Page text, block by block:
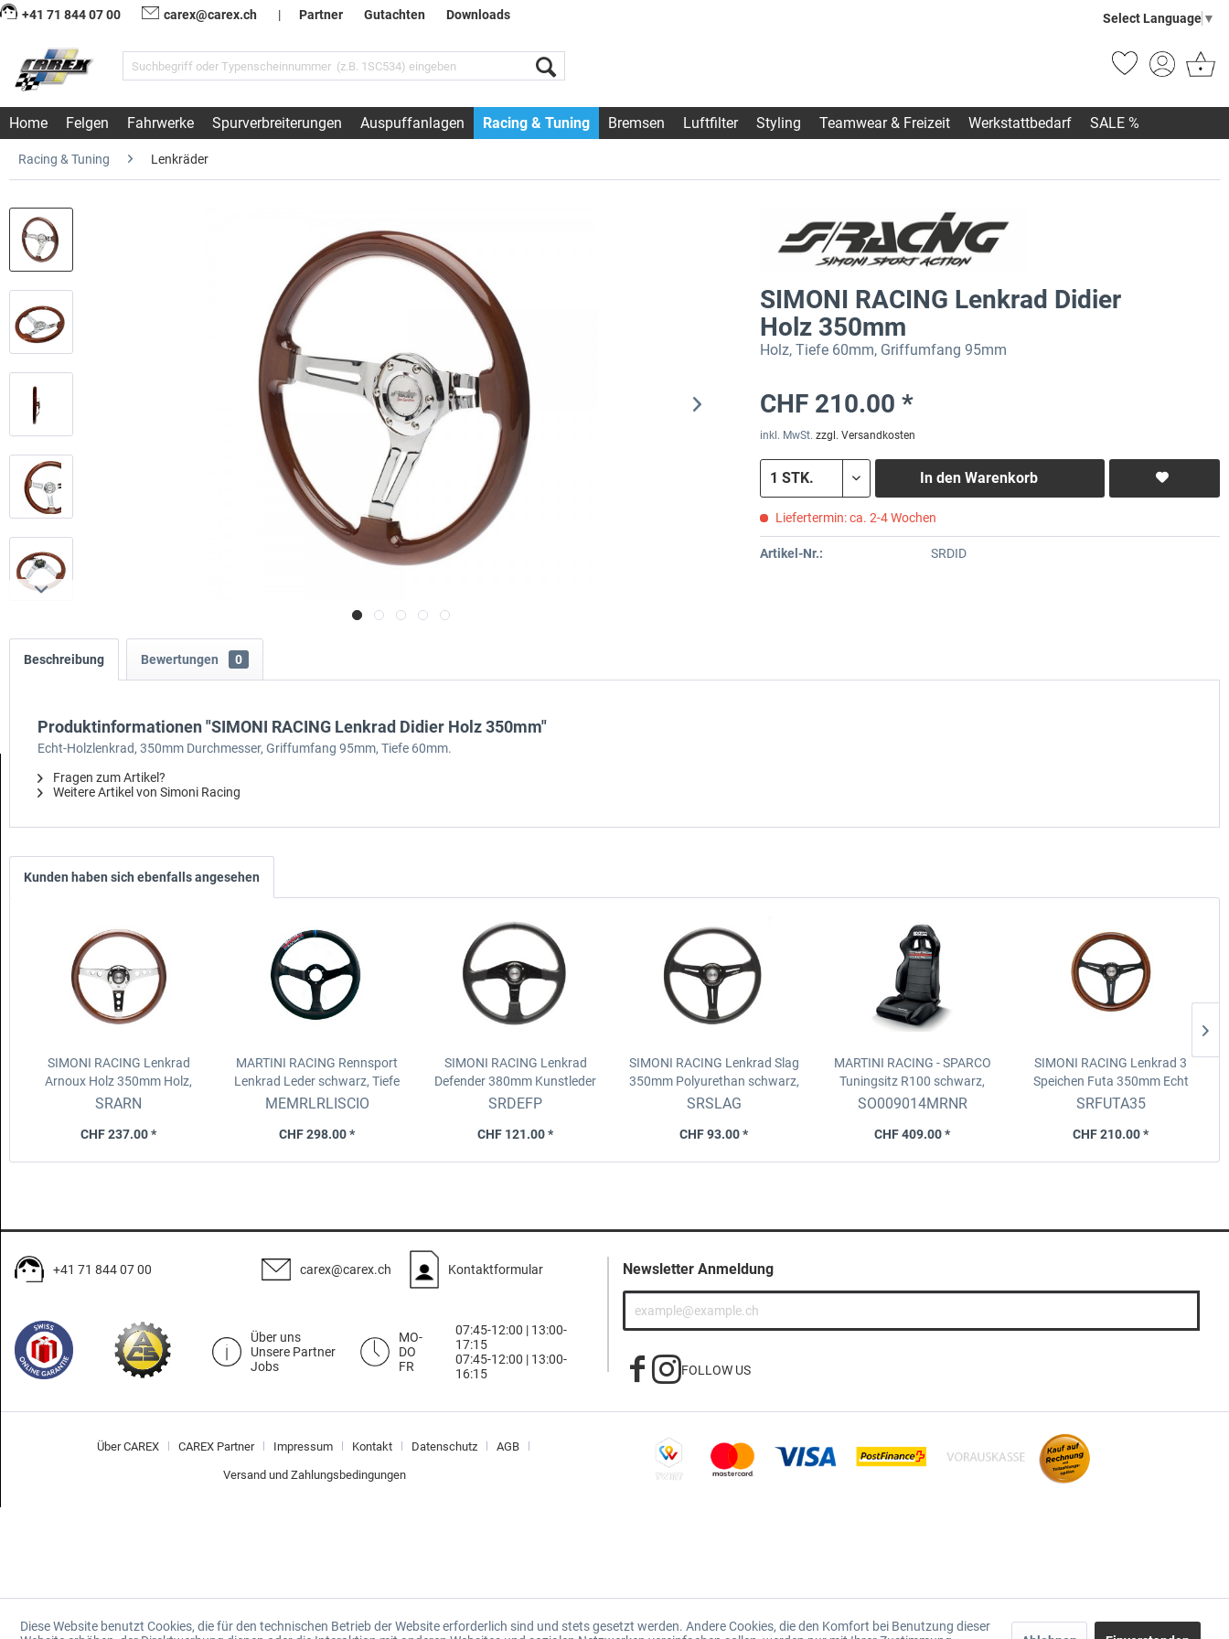
+41 71 844 07 00 carex@carex.ch | Partner Gutachten Downloads Select Language ▼
Home Felgen Fahrwerke Spurverbreiterungen Auspuffanlagen Racing & Tuning Bremsen Luftfilter Styling Teamwear & Freizeit Werkstattbedarf SALE %
Racing & Tuning Lenkräder
SIMONI RACING Lenkrad Didier
Holz 350mm
Holz, Tiefe 60mm, Griffumfang 95mm
CHF 210.00 *
inkl. MwSt. zzgl. Versandkosten
In den Warenkorb
Liefertermin: ca. 2-4 Wochen
Artikel-Nr.: SRDID
Beschreibung Bewertungen 0
Produktinformationen "SIMONI RACING Lenkrad Didier Holz 350mm"
Echt-Holzlenkrad, 350mm Durchmesser, Griffumfang 95mm, Tiefe 60mm.
Fragen zum Artikel?
Weitere Artikel von Simoni Racing
Kunden haben sich ebenfalls angesehen
SIMONI RACING Lenkrad
Arnoux Holz 350mm Holz,
flach, Griffumfang 95mm
SRARN
CHF 237.00 *
MARTINI RACING Rennsport
Lenkrad Leder schwarz, Tiefe
65mm, Durchm. 350mm
MEMRLRLISCIO
CHF 298.00 *
SIMONI RACING Lenkrad
Defender 380mm Kunstleder
schwarz, flach, Griffumfang
SRDEFP
CHF 121.00 *
SIMONI RACING Lenkrad Slag
350mm Polyurethan schwarz,
Griffumfang 95mm
SRSLAG
CHF 93.00 *
MARTINI RACING - SPARCO
Tuningsitz R100 schwarz,
bestickt (Vorklappbar)
SO009014MRNR
CHF 409.00 *
SIMONI RACING Lenkrad 3
Speichen Futa 350mm Echt
Holz und Kunstoffrücken,
SRFUTA35
CHF 210.00 *
+41 71 844 07 00 carex@carex.ch Kontaktformular
Über uns
Unsere Partner
Jobs
MO-
DO
FR
07:45-12:00 | 13:00-
17:15
07:45-12:00 | 13:00-
16:15
Newsletter Anmeldung
FOLLOW US
Über CAREX CAREX Partner Impressum Kontakt Datenschutz AGB
Versand und Zahlungsbedingungen
Diese Website benutzt Cookies, die für den technischen Betrieb der Website erforderlich sind und stets gesetzt werden. Andere Cookies, die den Komfort bei Benutzung dieser